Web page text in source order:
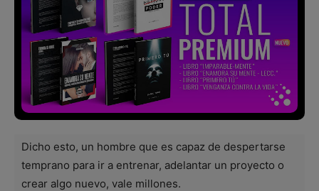
Dicho esto, un hombre que es capaz de despertarse
temprano para ir a entrenar, adelantar un proyecto o
crear algo nuevo, vale millones.